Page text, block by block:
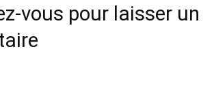
vous pour laisser un